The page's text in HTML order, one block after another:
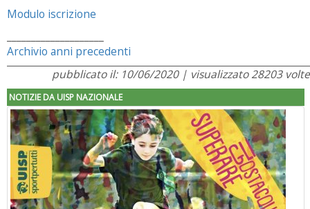
Modulo iscrizione
Archivio anni precedenti
pubblicato il: 10/06/2020 | visualizzato 28203 volte
NOTIZIE DA UISP NAZIONALE